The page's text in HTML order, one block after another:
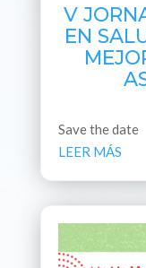
V
EN
Save the date
LEER MÁS